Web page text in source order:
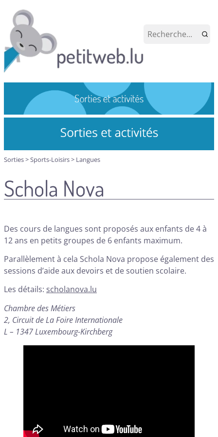
Sorties>Sports-Loisirs> Langues
Schola Nova
Des cours de langues sont proposés aux enfants de 4 à
12 ans en petits groupes de 6 enfants maximum.
Parallèlement à cela Schola Nova propose également des
sessions d’aide aux devoirs et de soutien scolaire.
Les détails: scholanova.lu
Chambre des Métiers
2, Circuit de La Foire Internationale
L – 1347 Luxembourg-Kirchberg